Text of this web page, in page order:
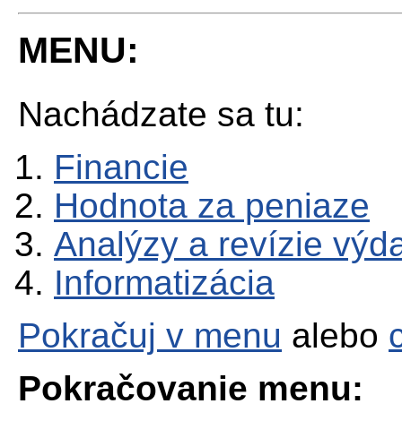
MENU:
Nachádzate sa tu:
Financie
Hodnota za peniaze
Analýzy a revízie
Informatizácia
Pokračuj v menu alebo
Pokračovanie menu: